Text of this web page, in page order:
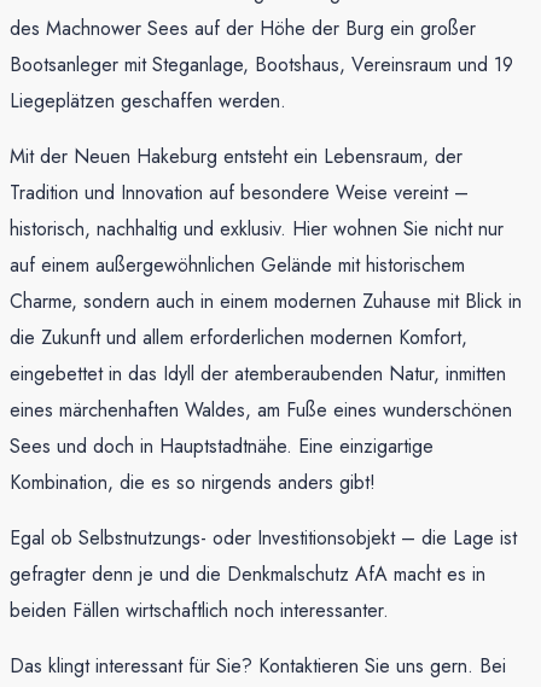
des Machnower Sees auf der Höhe der Burg ein großer
Bootsanleger mit Steganlage, Bootshaus, Vereinsraum und 19
Liegeplätzen geschaffen werden.
Mit der Neuen Hakeburg entsteht ein Lebensraum, der
Tradition und Innovation auf besondere Weise vereint –
historisch, nachhaltig und exklusiv. Hier wohnen Sie nicht nur
auf einem außergewöhnlichen Gelände mit historischem
Charme, sondern auch in einem modernen Zuhause mit Blick in
die Zukunft und allem erforderlichen modernen Komfort,
eingebettet in das Idyll der atemberaubenden Natur, inmitten
eines märchenhaften Waldes, am Fuße eines wunderschönen
Sees und doch in Hauptstadtnähe. Eine einzigartige
Kombination, die es so nirgends anders gibt!
Egal ob Selbstnutzungs- oder Investitionsobjekt – die Lage ist
gefragter denn je und die Denkmalschutz AfA macht es in
beiden Fällen wirtschaftlich noch interessanter.
Das klingt interessant für Sie? Kontaktieren Sie uns gern. Bei